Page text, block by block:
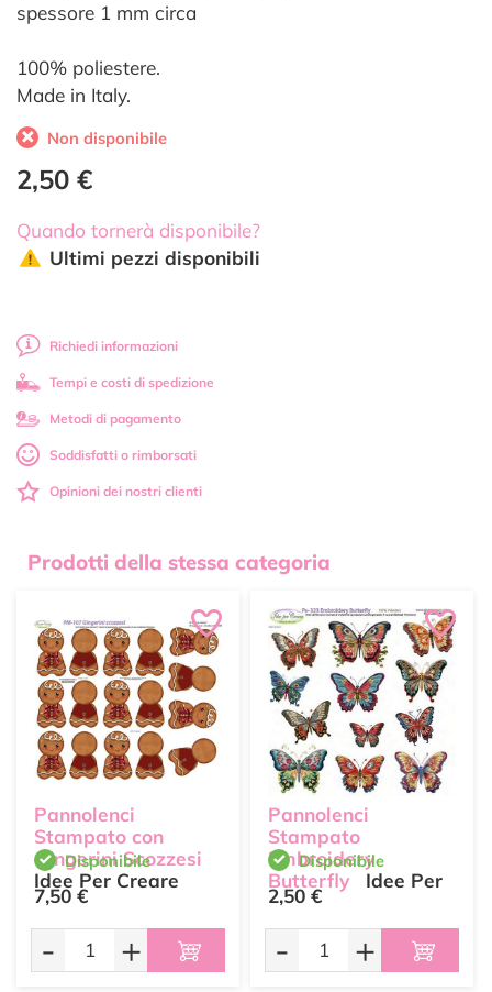
spessore 1 mm circa
100% poliestere.
Made in Italy.
Non disponibile
2,50 €
Quando tornerà disponibile?
Ultimi pezzi disponibili
Richiedi informazioni
Tempi e costi di spedizione
Metodi di pagamento
Soddisfatti o rimborsati
Opinioni dei nostri clienti
Prodotti della stessa categoria
Pannolenci
Stampato con
Gingerini Scozzesi
Idee Per Creare
Disponibile
7,50 €
- +
Pannolenci
Stampato
Embroidery
Butterfly
Idee Per
Creare
Disponibile
2,50 €
- +